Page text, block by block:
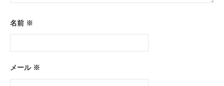
名前 ※
メール ※